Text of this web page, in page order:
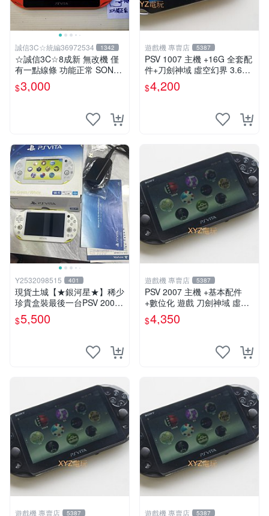
誠信3C☆統編36972534 1342
☆誠信3C☆8成新 無改機 僅
有一點線條 功能正常 SONY
PSV VITA 主機 2000 型 二手
功能正常 賣3千 也可用各式
$3,000
遊戲機 專賣店 5387
PSV 1007 主機 +16G 全套配
件+刀劍神域 虛空幻界 3.61
版本85成新 PSVita1007 一年
保修
$4,200
Y2532098515 401
現貨土城【★銀河星★】稀少
珍貴盒裝最後一台PSV 2000
主機.PSV2000 品質保證日版
可轉換中文
$5,500
遊戲機 專賣店 5387
PSV 2007 主機 +基本配件
+數位化 遊戲 刀劍神域 虛空
幻界 保修一年
$4,350
遊戲機 專賣店 5387 遊戲機 專賣店 5387